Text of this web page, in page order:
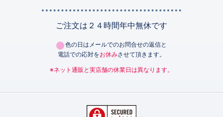
ご注文は２４時間年中無休です
色の日はメールでのお問合せの返信と
電話での応対をお休みさせて頂きます。
※ネット通販と実店舗の休業日は異なります。